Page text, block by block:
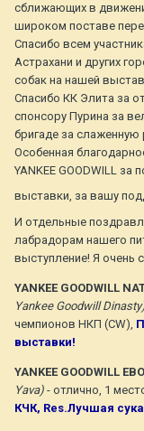
сближающих в
широком поставе
Спасибо всем
Астрахани и других
собак на нашей
Спасибо КК Элита за
спонсору Пурина за
бригаде за слаженную
Особенная
YANKEE GOODWILL
выставки, за вашу
И отдельные
лабрадорам нашего
выступление! Я очень
YANKEE GOODWILL
Yankee Goodwill
чемпионов НКП (CW),
выставки!
YANKEE GOODWILL
Yava) - отлично, 1
КЧК, Res.Лучшая